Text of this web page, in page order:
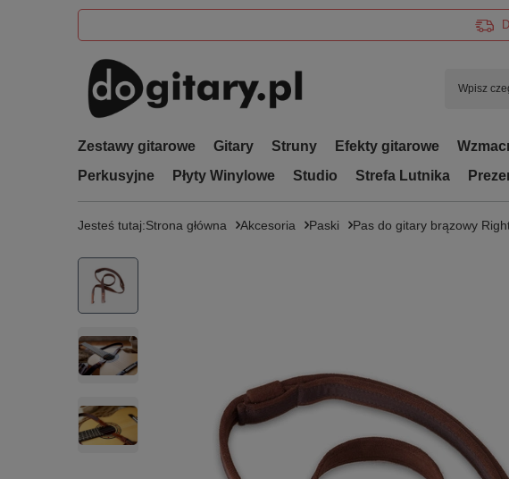
Zestawy gitarowe Gitary Struny Efekty gitarowe
Perkusyjne
Płyty Winylowe Studio Strefa Lutnika
Jesteś tutaj:Strona główna Akcesoria Paski Pas do gitary brązowy